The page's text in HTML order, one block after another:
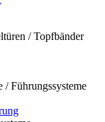
/ Topfbänder
/ Führungssysteme